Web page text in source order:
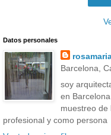
Datos personales
Barcelona,
soy
en
muestreo de
profesional y como persona